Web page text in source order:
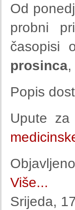
Od
probni
časopisi
prosinca
Popis
Upute
Više...
Srijeda,